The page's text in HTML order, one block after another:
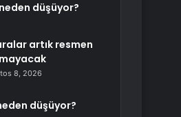
düşüyor?
artık resmen
8, 2026
düşüyor?